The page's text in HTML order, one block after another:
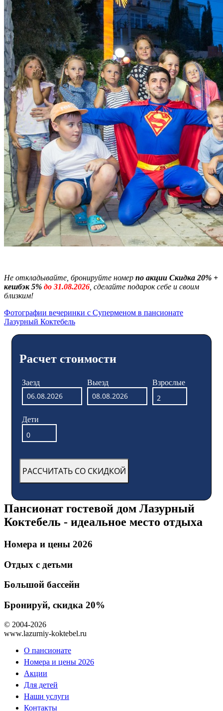
Не откладывайте, бронируйте номер по акции Скидка 20% +
кешбэк 5% до 31.08.2026 , сделайте подарок себе и своим
близким!
Фотографии вечеринки с Суперменом в пансионате
Лазурный Коктебель
Расчет стоимости
Заезд Выезд Взрослые
Дети
Пансионат гостевой дом Лазурный
Коктебель - идеальное место отдыха
Номера и цены 2026
Отдых с детьми
Большой бассейн
Бронируй, скидка 20%
© 2004-2026
www.lazurniy-koktebel.ru
О пансионате
Номера и цены 2026
Акции
Для детей
Наши услуги
Контакты